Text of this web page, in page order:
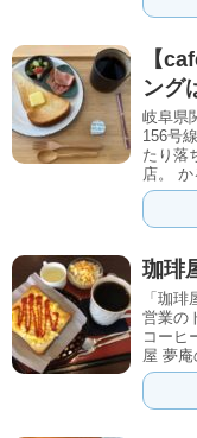
【
ング
岐阜県
156号
たり落
店。
珈琲
「珈
営業の
コーヒ
屋 夢